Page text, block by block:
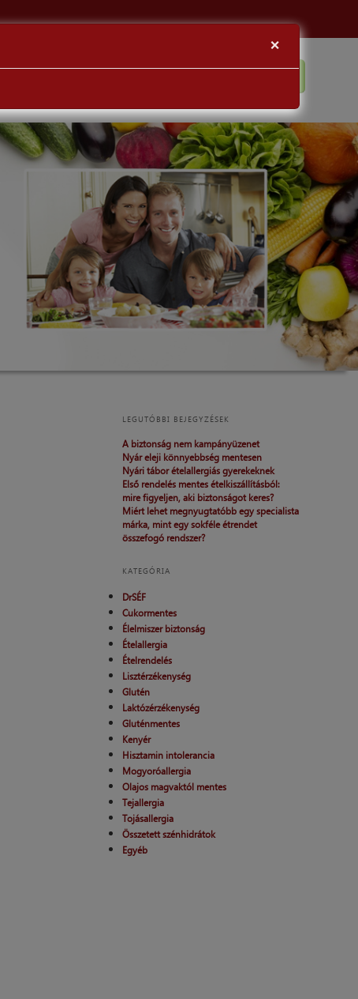
LEGUTÓBBI BEJEGYZÉSEK
A biztonság nem kampányüzenet
Nyár eleji könnyebbség mentesen
Nyári tábor ételallergiás gyerekeknek
Első rendelés mentes ételkiszállításból:
mire figyeljen, aki biztonságot keres?
Miért lehet megnyugtatóbb egy specialista
márka, mint egy sokféle étrendet
összefogó rendszer?
KATEGÓRIA
DrSÉF
Cukormentes
Élelmiszer biztonság
Ételallergia
Ételrendelés
Lisztérzékenység
Glutén
Laktózérzékenység
Gluténmentes
Kenyér
Hisztamin intolerancia
Mogyoróallergia
Olajos magvaktól mentes
Tejallergia
Tojásallergia
Összetett szénhidrátok
Egyéb
×